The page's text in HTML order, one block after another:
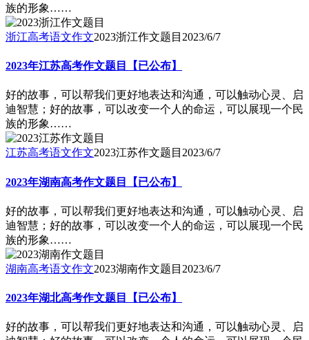
族的形象……
浙江高考语文作文2023浙江作文题目 2023/6/7
2023年江苏高考作文题目【已公布】
好的故事，可以帮我们更好地表达和沟通，可以触动心灵、启
迪智慧；好的故事，可以改变一个人的命运，可以展现一个民
族的形象……
江苏高考语文作文2023江苏作文题目 2023/6/7
2023年湖南高考作文题目【已公布】
好的故事，可以帮我们更好地表达和沟通，可以触动心灵、启
迪智慧；好的故事，可以改变一个人的命运，可以展现一个民
族的形象……
湖南高考语文作文2023湖南作文题目 2023/6/7
2023年湖北高考作文题目【已公布】
好的故事，可以帮我们更好地表达和沟通，可以触动心灵、启